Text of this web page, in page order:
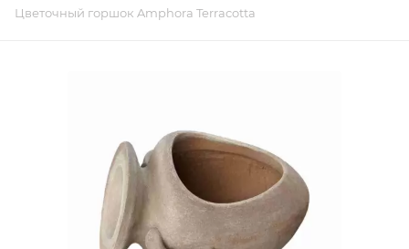
Цветочный горшок Amphora Terracotta